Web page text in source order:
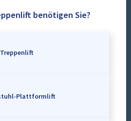
benötigen Sie?
Plattformlift